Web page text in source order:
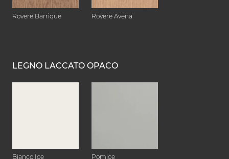
Rovere Barrique Rovere Avena
LEGNO LACCATO OPACO
Bianco Ice Pomice